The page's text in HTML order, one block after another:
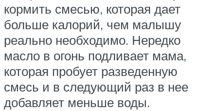
кормить смесью, которая дает
больше калорий, чем малышу
реально необходимо. Нередко
масло в огонь подливает мама,
которая пробует разведенную
смесь и в следующий раз в нее
добавляет меньше воды.